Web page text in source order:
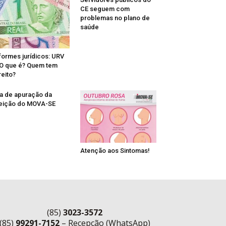
jurídicos: URV
que é? Quem tem
CE seguem com
problemas no plano de
saúde
de apuração da
do MOVA-SE
Atenção aos Sintomas!
(85) 3023-3572
99291-7152– Recepção (WhatsApp)